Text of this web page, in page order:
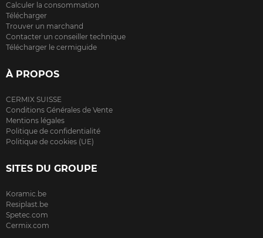
Calculer la consommation
Télécharger
Trouver un marchand
Contacter un conseiller technique
Télécharger le cermiguide
À PROPOS
CERMIX SUISSE
Conditions Générales de Vente
Mentions légales
Politique de confidentialité
Politique de cookies (UE)
SITES DU GROUPE
Koramic.be
Resiplast.be
Spetec.com
Cermix.com